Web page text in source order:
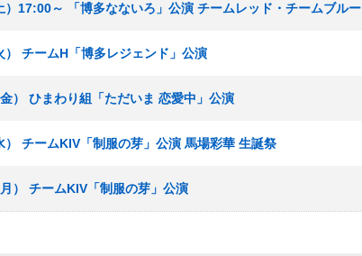
）17:00～ 「博多なないろ」公演 チームレッド・チームブルー
） チームH「博多レジェンド」公演
） ひまわり組「ただいま 恋愛中」公演
） チームKIV「制服の芽」公演 馬場彩華 生誕祭
） チームKIV「制服の芽」公演